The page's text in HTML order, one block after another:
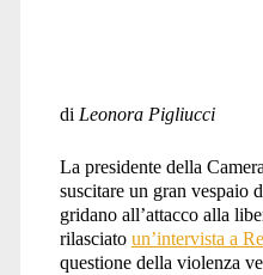
di Leonora Pigliucci
La presidente della
suscitare un gran vespaio
gridano all’attacco alla
rilasciato un’intervista a
questione della violenza